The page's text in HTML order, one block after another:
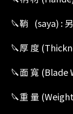
🔪鞘 (saya) :
🔪厚 度
🔪面 寬 (Blade
🔪重 量